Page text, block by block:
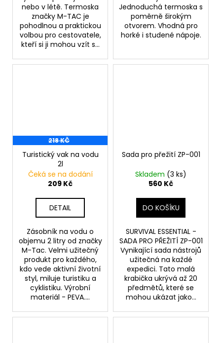
nebo v létě. Termoska
značky M-TAC je
pohodlnou a praktickou
volbou pro cestovatele,
kteří si ji mohou vzít s...
Jednoduchá termoska s
poměrně širokým
otvorem. Vhodná pro
horké i studené nápoje.
218 KČ
Turistický vak na vodu
2l
Čeká se na dodání
209 Kč
DETAIL
Zásobník na vodu o
objemu 2 litry od značky
M-Tac. Velmi užitečný
produkt pro každého,
kdo vede aktivní životní
styl, miluje turistiku a
cyklistiku. Výrobní
materiál - PEVA....
Sada pro přežití ZP-001
Skladem (3 ks)
560 Kč
DO KOŠÍKU
SURVIVAL ESSENTIAL -
SADA PRO PŘEŽITÍ ZP-001
Vynikající sada nástrojů
užitečná na každé
expedici. Tato malá
krabička ukrývá až 20
předmětů, které se
mohou ukázat jako...